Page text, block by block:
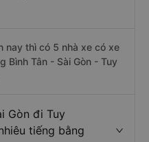
nay thì có 5 nhà xe có xe
Bình Tân - Sài Gòn - Tuy
Gòn đi Tuy
tiếng bằng